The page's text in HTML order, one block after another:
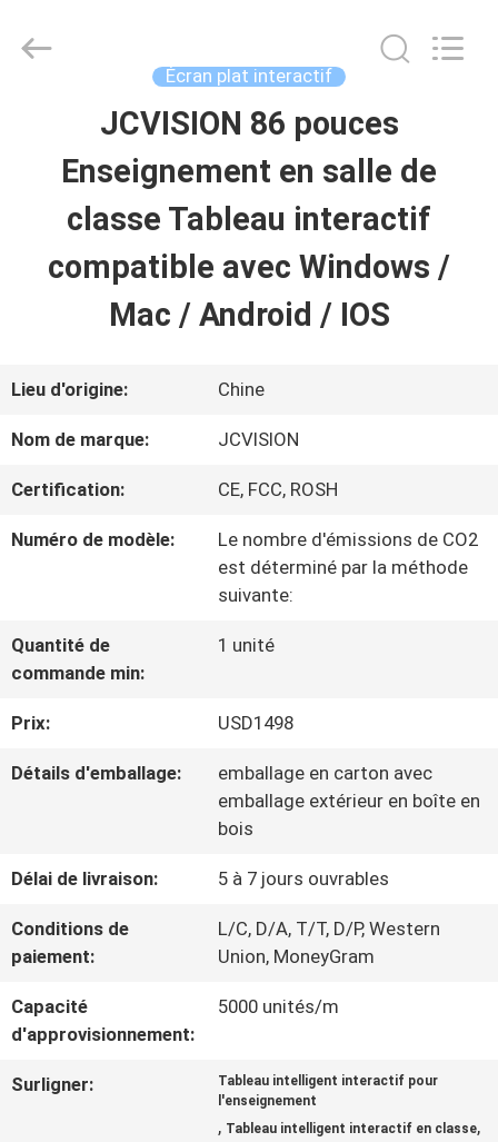
MAISON
PRODUITS
À
PROPOS
DE
NOUS
DE
CONTRÔLE
LA
QUALITÉ
NOUS
CONTACTER
Junction
Écran plat interactif
JCVISION 86 pouces
Enseignement en salle de
classe Tableau interactif
compatible avec Windows /
Mac / Android / IOS
Lieu d'origine: Chine
Nom de marque: JCVISION
Certification: CE, FCC, ROSH
Numéro de modèle:
Le nombre d'émissions de CO2
est déterminé par la méthode
suivante:
Quantité de
commande min:
1 unité
Prix: USD1498
Détails d'emballage:
emballage en carton avec
emballage extérieur en boîte en
bois
Délai de livraison: 5 à 7 jours ouvrables
Conditions de
paiement:
L/C, D/A, T/T, D/P, Western
Union, MoneyGram
Capacité
d'approvisionnement:
5000 unités/m
Surligner:
Tableau intelligent interactif pour
l'enseignement
, Tableau intelligent interactif en classe,